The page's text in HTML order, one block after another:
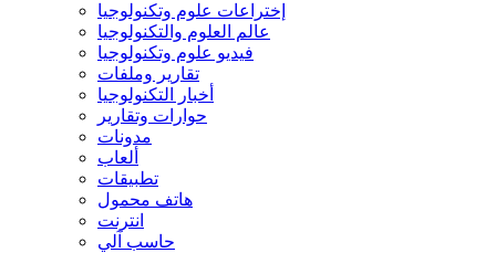
إختراعات علوم وتكنولوجيا
عالم العلوم والتكنولوجيا
فيديو علوم وتكنولوجيا
تقارير وملفات
أخبار التكنولوجيا
حوارات وتقارير
مدونات
ألعاب
تطبيقات
هاتف محمول
انترنت
حاسب آلي